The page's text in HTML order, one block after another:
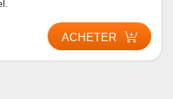
ACHETER